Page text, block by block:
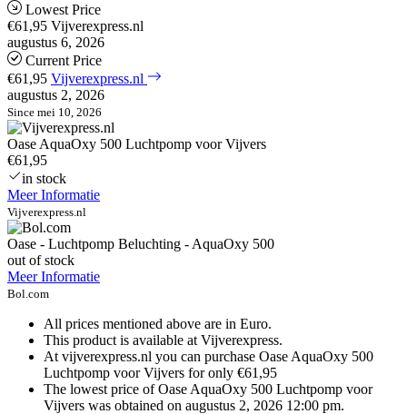
Lowest Price
€61,95 Vijverexpress.nl
augustus 6, 2026
Current Price
€61,95 Vijverexpress.nl
augustus 2, 2026
Since mei 10, 2026
Oase AquaOxy 500 Luchtpomp voor Vijvers
€61,95
in stock
Meer Informatie
Vijverexpress.nl
Oase - Luchtpomp Beluchting - AquaOxy 500
out of stock
Meer Informatie
Bol.com
All prices mentioned above are in Euro.
This product is available at Vijverexpress.
At vijverexpress.nl you can purchase Oase AquaOxy 500
Luchtpomp voor Vijvers for only €61,95
The lowest price of Oase AquaOxy 500 Luchtpomp voor
Vijvers was obtained on augustus 2, 2026 12:00 pm.